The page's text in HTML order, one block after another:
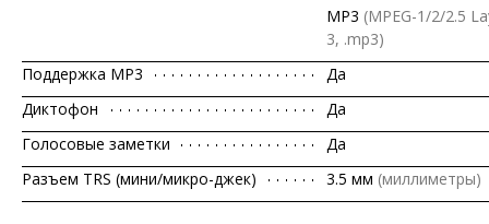
MP3 (MPEG-1/2/2.5
3, .mp3)
Поддержка MP3
Да
Диктофон
Да
Голосовые заметки
Да
Разъем TRS (мини/микро-джек)
3.5 мм (миллиметры)